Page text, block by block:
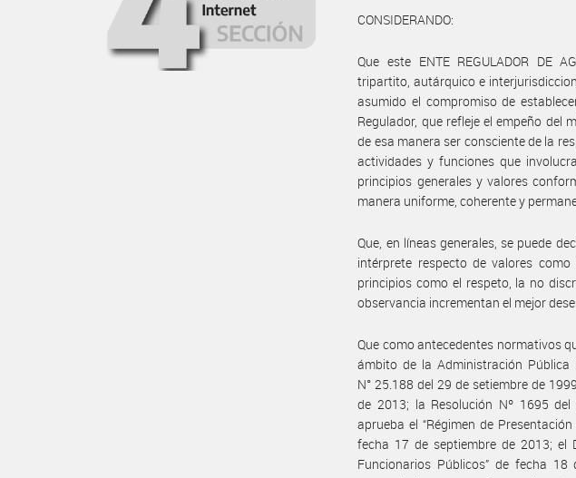
CONSIDERANDO:
Que este ENTE REGULADOR DE
tripartito, autárquico e
asumido el compromiso de
Regulador, que refleje el empeño del
de esa manera ser consciente de la
actividades y funciones que
principios generales y valores
manera uniforme, coherente y
Que, en líneas generales, se puede
intérprete respecto de valores
principios como el respeto, la no
observancia incrementan el mejor
Que como antecedentes normativos
ámbito de la Administración
N° 25.188 del 29 de setiembre de
de 2013; la Resolución Nº 1695
aprueba el “Régimen de
fecha 17 de septiembre de 2013; el
Funcionarios Públicos” de fecha